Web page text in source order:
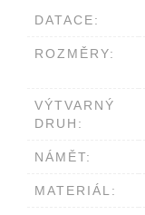
DATACE:
ROZMĚRY:
VÝTVARNÝ
DRUH:
NÁMĚT:
MATERIÁL: